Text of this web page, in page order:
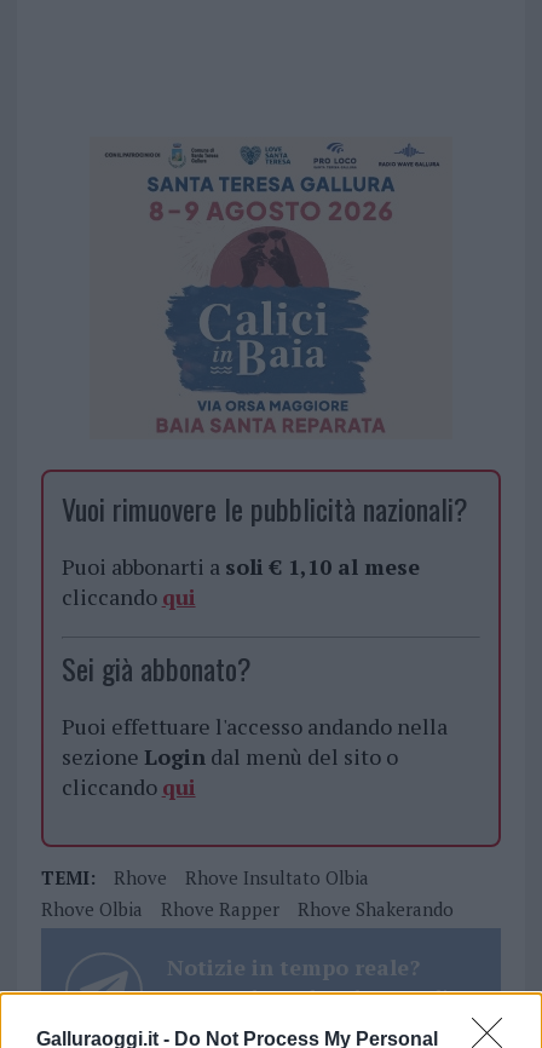
Galluraoggi.it - Do Not Process My Personal
Vuoi rimuovere le pubblicità nazionali?
Puoi abbonarti a soli € 1,10 al mese
cliccando qui
Sei già abbonato?
Puoi effettuare l'accesso andando nella
sezione Logindal menù del sito o
cliccando qui
TEMI: Rhove
Rhove Insultato Olbia
Rhove Olbia
Rhove Rapper Rhove Shakerando
Notizie in tempo reale?
Entra nel canale telegram di
GalluraOggi.it